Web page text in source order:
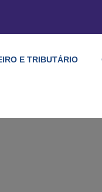
E TRIBUTÁRIO